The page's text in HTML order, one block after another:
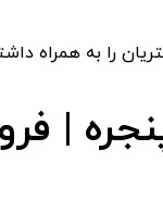
را به همراه
|